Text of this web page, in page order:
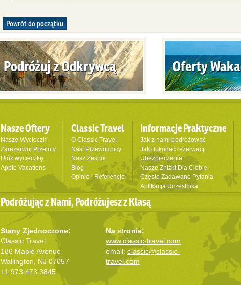
Powrót do początku
Podróżuj z Odkrywcą Oferty
Nasze Oftery
Nasze Wycieczki
Zarezerwuj Przeloty
Ułóż wycieczkę
Apple Vacations
Classic Travel
O Classic Travel
Nasi Przewodnicy
Nasz Zespół
Blog
Opinie i Referencje
Informacje Praktyczne
Jak z nami podróżować
Jak dokonać rezerwacji
Ubezpieczenie
Nasze Zniżki Dla Ciebie
Często Zadawane Pytania
Aplikacja Uczestnika
Podróżując z Nami, Podróżujesz z Klasą
Stany Zjednoczone:
Classic Travel
186 Maple Avenue
Wallington, NJ 07057
+1 973 473 3845
Na stronie:
www.classic-travel.com
email: classic@classic-
travel.com